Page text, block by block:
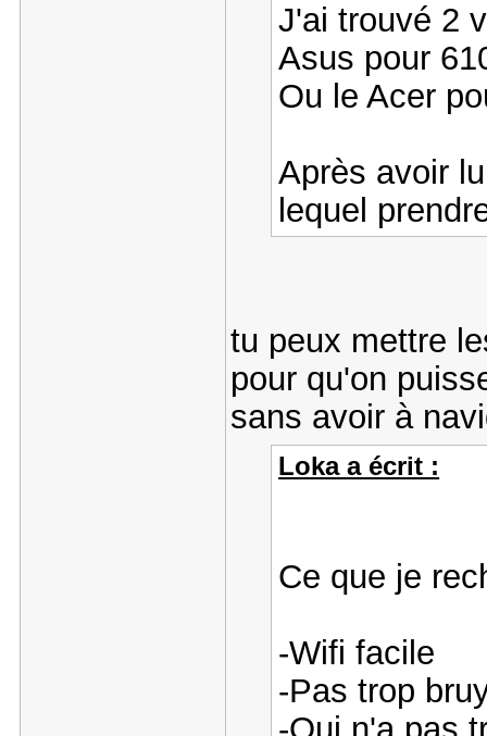
J'ai trouvé 2
Asus pour
Ou le Acer
Après avoir
lequel
tu peux mettre
pour qu'on
sans avoir à
Loka a écrit :
Ce que je
-Wifi facile
-Pas trop
-Qui n'a pas